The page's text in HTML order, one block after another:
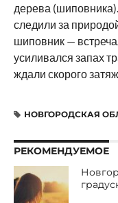
дерева
следили за
шиповник —
усиливался запах
ждали скорого
НОВГОРОДСКАЯ
РЕКОМЕНДУЕМОЕ